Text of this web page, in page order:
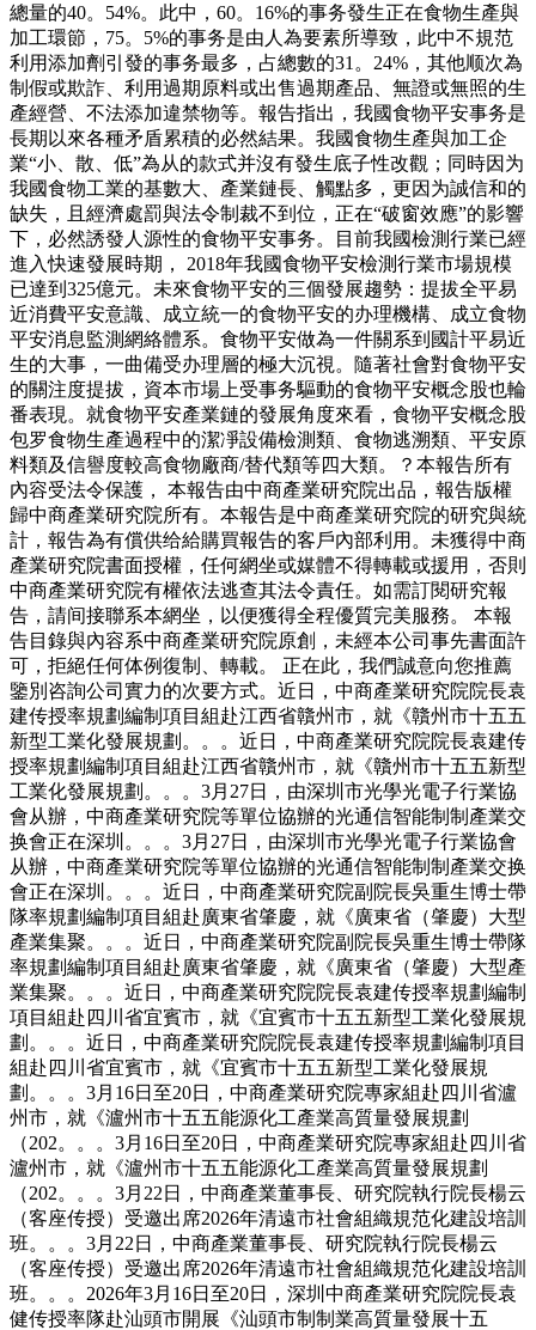
總量的40。54%。此中，60。16%的事务發生正在食物生產與
加工環節，75。5%的事务是由人為要素所導致，此中不規范
利用添加劑引發的事务最多，占總數的31。24%，其他顺次為
制假或欺詐、利用過期原料或出售過期產品、無證或無照的生
產經營、不法添加違禁物等。報告指出，我國食物平安事务是
長期以來各種矛盾累積的必然結果。我國食物生產與加工企
業“小、散、低”為从的款式并沒有發生底子性改觀；同時因为
我國食物工業的基數大、產業鏈長、觸點多，更因为誠信和的
缺失，且經濟處罰與法令制裁不到位，正在“破窗效應”的影響
下，必然誘發人源性的食物平安事务。目前我國檢測行業已經
進入快速發展時期， 2018年我國食物平安檢測行業市場規模
已達到325億元。未來食物平安的三個發展趨勢：提拔全平易
近消費平安意識、成立統一的食物平安的办理機構、成立食物
平安消息監測網絡體系。食物平安做為一件關系到國計平易近
生的大事，一曲備受办理層的極大沉視。隨著社會對食物平安
的關注度提拔，資本市場上受事务驅動的食物平安概念股也輪
番表現。就食物平安產業鏈的發展角度來看，食物平安概念股
包罗食物生產過程中的潔凈設備檢測類、食物逃溯類、平安原
料類及信譽度較高食物廠商/替代類等四大類。？本報告所有
內容受法令保護， 本報告由中商產業研究院出品，報告版權
歸中商產業研究院所有。本報告是中商產業研究院的研究與統
計，報告為有償供给給購買報告的客戶內部利用。未獲得中商
產業研究院書面授權，任何網坐或媒體不得轉載或援用，否則
中商產業研究院有權依法逃查其法令責任。如需訂閱研究報
告，請间接聯系本網坐，以便獲得全程優質完美服務。 本報
告目錄與內容系中商產業研究院原創，未經本公司事先書面許
可，拒絕任何体例復制、轉載。 正在此，我們誠意向您推薦
鑒別咨詢公司實力的次要方式。近日，中商產業研究院院長袁
建传授率規劃編制項目組赴江西省贛州市，就《贛州市十五五
新型工業化發展規劃。。。近日，中商產業研究院院長袁建传
授率規劃編制項目組赴江西省贛州市，就《贛州市十五五新型
工業化發展規劃。。。3月27日，由深圳市光學光電子行業協
會从辦，中商產業研究院等單位協辦的光通信智能制制產業交
换會正在深圳。。。3月27日，由深圳市光學光電子行業協會
从辦，中商產業研究院等單位協辦的光通信智能制制產業交换
會正在深圳。。。近日，中商產業研究院副院長吳重生博士帶
隊率規劃編制項目組赴廣東省肇慶，就《廣東省（肇慶）大型
產業集聚。。。近日，中商產業研究院副院長吳重生博士帶隊
率規劃編制項目組赴廣東省肇慶，就《廣東省（肇慶）大型產
業集聚。。。近日，中商產業研究院院長袁建传授率規劃編制
項目組赴四川省宜賓市，就《宜賓市十五五新型工業化發展規
劃。。。近日，中商產業研究院院長袁建传授率規劃編制項目
組赴四川省宜賓市，就《宜賓市十五五新型工業化發展規
劃。。。3月16日至20日，中商產業研究院專家組赴四川省瀘
州市，就《瀘州市十五五能源化工產業高質量發展規劃
（202。。。3月16日至20日，中商產業研究院專家組赴四川省
瀘州市，就《瀘州市十五五能源化工產業高質量發展規劃
（202。。。3月22日，中商產業董事長、研究院執行院長楊云
（客座传授）受邀出席2026年清遠市社會組織規范化建設培訓
班。。。3月22日，中商產業董事長、研究院執行院長楊云
（客座传授）受邀出席2026年清遠市社會組織規范化建設培訓
班。。。2026年3月16日至20日，深圳中商產業研究院院長袁
健传授率隊赴汕頭市開展《汕頭市制制業高質量發展十五